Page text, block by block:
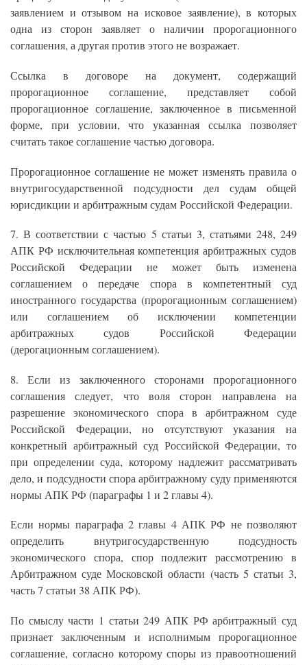
заявлением и отзывом на исковое заявление), в которых
одна из сторон заявляет о наличии пророгационного
соглашения, а другая против этого не возражает.
Ссылка в договоре на документ, содержащий
пророгационное соглашение, представляет собой
пророгационное соглашение, заключенное в письменной
форме, при условии, что указанная ссылка позволяет
считать такое соглашение частью договора.
Пророгационное соглашение не может изменять правила о
внутригосударственной подсудности дел судам общей
юрисдикции и арбитражным судам Российской Федерации.
7. В соответствии с частью 5 статьи 3, статьями 248, 249
АПК РФ исключительная компетенция арбитражных судов
Российской Федерации не может быть изменена
соглашением о передаче спора в компетентный суд
иностранного государства (пророгационным соглашением)
или соглашением об исключении компетенции
арбитражных судов Российской Федерации
(дерогационным соглашением).
8. Если из заключенного сторонами пророгационного
соглашения следует, что воля сторон направлена на
разрешение экономического спора в арбитражном суде
Российской Федерации, но отсутствуют указания на
конкретный арбитражный суд Российской Федерации, то
при определении суда, которому надлежит рассматривать
дело, и подсудности спора арбитражному суду применяются
нормы АПК РФ (параграфы 1 и 2 главы 4).
Если нормы параграфа 2 главы 4 АПК РФ не позволяют
определить внутригосударственную подсудность
экономического спора, спор подлежит рассмотрению в
Арбитражном суде Московской области (часть 5 статьи 3,
часть 7 статьи 38 АПК РФ).
По смыслу части 1 статьи 249 АПК РФ арбитражный суд
признает заключенным и исполнимым пророгационное
соглашение, согласно которому споры из правоотношений